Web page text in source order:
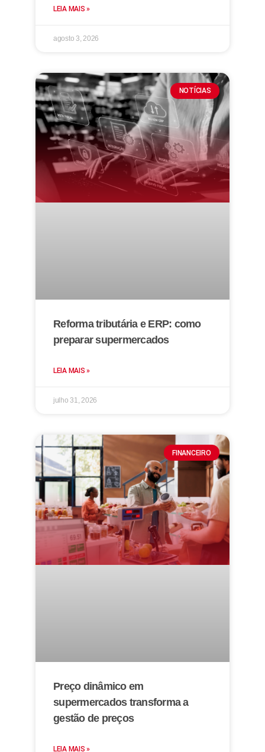
LEIA MAIS »
agosto 3, 2026
NOTÍCIAS
Reforma tributária e ERP: como
preparar supermercados
LEIA MAIS »
julho 31, 2026
FINANCEIRO
Preço dinâmico em
supermercados transforma a
gestão de preços
LEIA MAIS »